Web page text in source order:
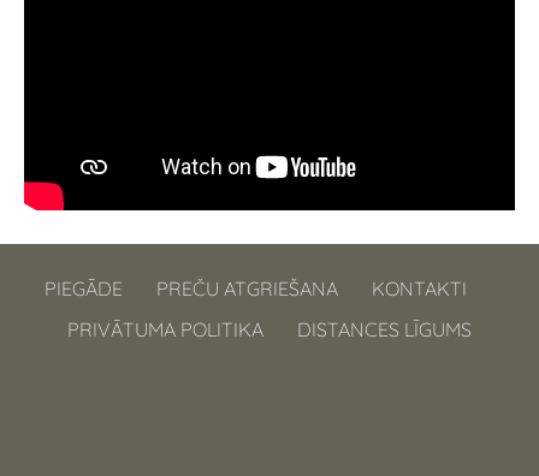
PIEGĀDE PREČU ATGRIEŠANA
KONTAKTI
PRIVĀTUMA POLITIKA
DISTANCES LĪGUMS